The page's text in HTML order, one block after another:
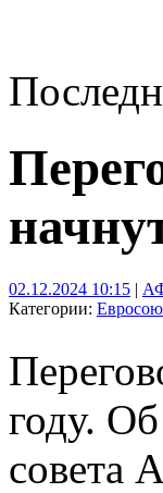
02.12.2024 10:15 |
Категории:
году.
совета